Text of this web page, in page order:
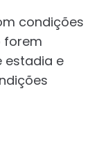
condições
forem
estadia e